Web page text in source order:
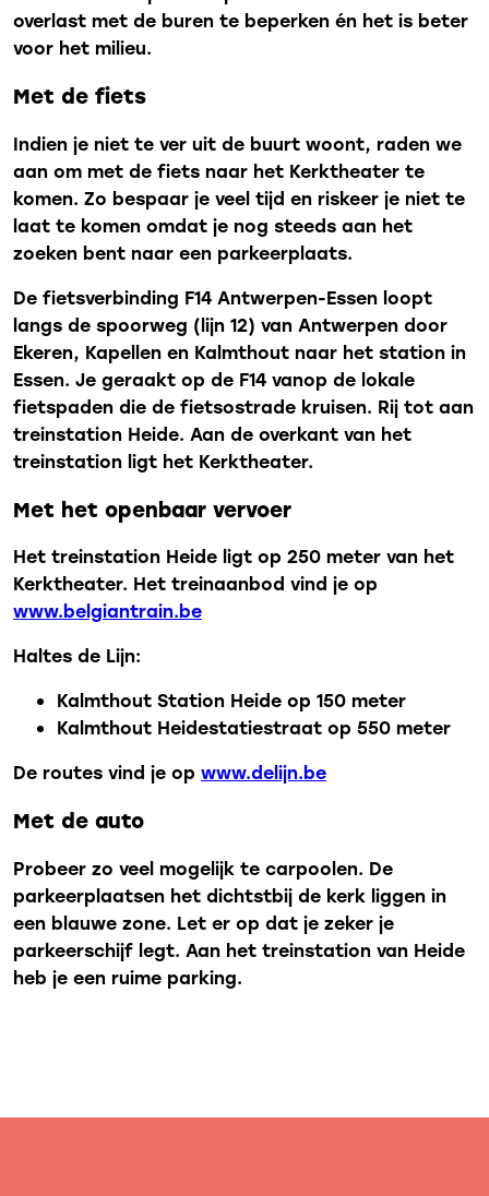
overlast met de buren te beperken én het is beter
voor het milieu.
Met de fiets
Indien je niet te ver uit de buurt woont, raden we
aan om met de fiets naar het Kerktheater te
komen. Zo bespaar je veel tijd en riskeer je niet te
laat te komen omdat je nog steeds aan het
zoeken bent naar een parkeerplaats.
De fietsverbinding F14 Antwerpen-Essen loopt
langs de spoorweg (lijn 12) van Antwerpen door
Ekeren, Kapellen en Kalmthout naar het station in
Essen. Je geraakt op de F14 vanop de lokale
fietspaden die de fietsostrade kruisen. Rij tot aan
treinstation Heide. Aan de overkant van het
treinstation ligt het Kerktheater.
Met het openbaar vervoer
Het treinstation Heide ligt op 250 meter van het
Kerktheater. Het treinaanbod vind je op
www.belgiantrain.be
Haltes de Lijn:
Kalmthout Station Heide op 150 meter
Kalmthout Heidestatiestraat op 550 meter
De routes vind je op www.delijn.be
Met de auto
Probeer zo veel mogelijk te carpoolen. De
parkeerplaatsen het dichtstbij de kerk liggen in
een blauwe zone. Let er op dat je zeker je
parkeerschijf legt. Aan het treinstation van Heide
heb je een ruime parking.